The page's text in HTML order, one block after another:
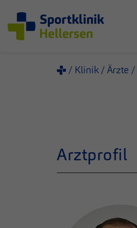
Klinik Ärzte
Arztprofil